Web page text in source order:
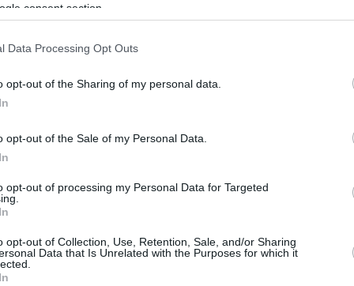
consent section.
Data Processing Opt Outs
opt-out of the Sharing of my personal data.
opt-out of the Sale of my Personal Data.
opt-out of processing my Personal Data for Targeted
opt-out of Collection, Use, Retention, Sale, and/or Sharing
Data that Is Unrelated with the Purposes for which it
η έρευνα, αποφασίστηκε η αναβολή
της τεχνικής αξιολόγησης.
δημιουργεί την ψευδαίσθηση
διεθνώς και ως «Γάλλος Banksy», ξεκίνησε
συγκεκριμένο έργο αποτίει φόρο τιμής
Κλοντ, οι οποίοι το 1985 είχαν καλύψει